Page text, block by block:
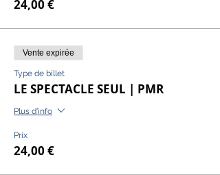
24,00 €
Vente expirée
Type de billet
LE SPECTACLE SEUL | PMR
Plus d'info
Prix
24,00 €